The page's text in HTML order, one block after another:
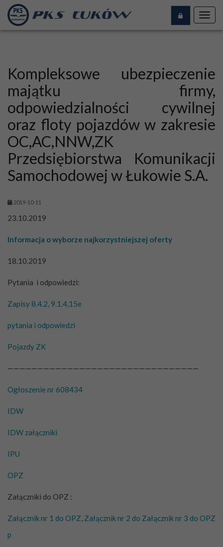
Kompleksowe ubezpieczenie
majątku firmy,
odpowiedzialności cywilnej
oraz floty pojazdów w zakresie
OC,AC,NNW,ZK
Przedsiębiorstwa Komunikacji
Samochodowej w Łukowie S.A.
2019-10-11
23.10.2019
Informacja o wyborze najkorzystniejszej oferty
18.10.2019
Pytania i odpowiedzi:
Zapisy 8.4.2, 9.1.4,15e
pytania i odpowiedzi
Pojazdy ZK
————————————————————————————————
Ogłoszenie nr 608434
IDW
IDW załączniki
IPU
OPZ
Załączniki do OPZ :
Załącznik nr 1 do OPZ, Załącznik nr 2 do Załącznik nr 3 do OPZ
p